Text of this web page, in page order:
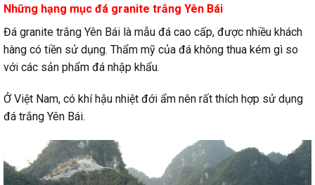
Những hạng mục đá granite trắng Yên Bái
Đá granite trắng Yên Bái là mẫu đá cao cấp, được nhiều khách
hàng có tiền sử dụng. Thẩm mỹ của đá không thua kém gì so
với các sản phẩm đá nhập khẩu.
Ở Việt Nam, có khí hậu nhiệt đới ẩm nên rất thích hợp sử dụng
đá trắng Yên Bái.